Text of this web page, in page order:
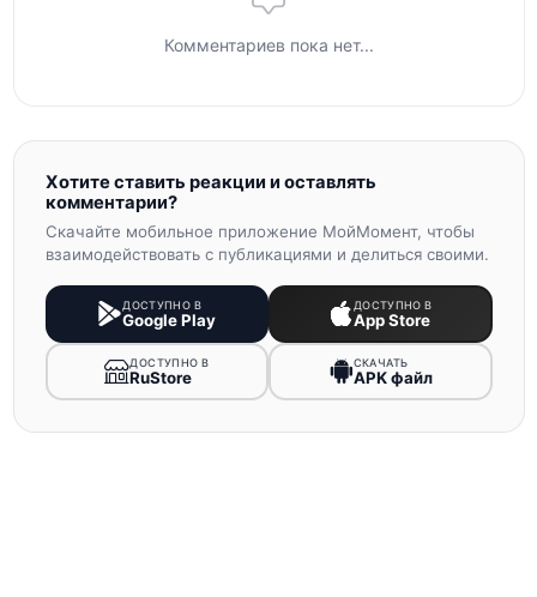
Комментариев пока нет...
Хотите ставить реакции и оставлять
комментарии?
Скачайте мобильное приложение МойМомент, чтобы
взаимодействовать с публикациями и делиться своими.
ДОСТУПНО В
Google Play
ДОСТУПНО В
App Store
ДОСТУПНО В
RuStore
СКАЧАТЬ
APK файл